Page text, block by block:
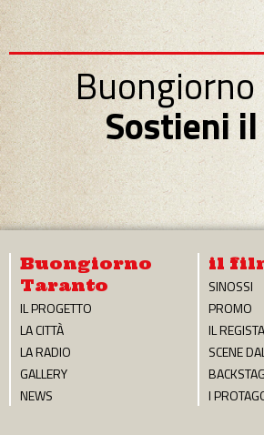
Sostieni
Buongiorno
Taranto
IL PROGETTO
LA CITTÀ
LA RADIO
GALLERY
NEWS
il
SINOSSI
PROMO
IL REGISTA
SCENE
I